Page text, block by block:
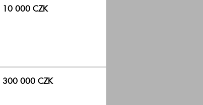
10 000 CZK
300 000 CZK